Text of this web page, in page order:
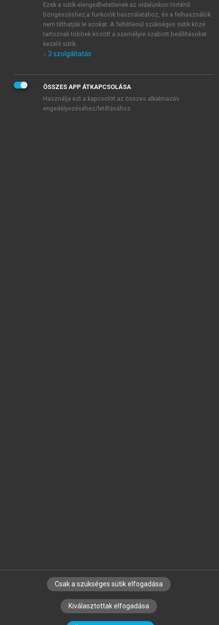
veszem és elfogadom.
Általános vásárlási feltételeket, valamint a szotar.netés a
mersz.huoldalak licencszerződéseiben foglaltakat
tudomásul veszem és elfogadom.
KIPRÓBÁLOM
SZERZŐKNEK CÉGEKNEK KÖNYVTÁROSOKNAK
SZERKESZTÉSI ÉS LEKTORÁLÁSI ALAPELVEK
Ezek a sütik elengedhetetlenek az oldalunkon történő
böngészéshez,a funkciók használatához, és a felhasználók
nem tilthatják le azokat. A feltétlenül szükséges sütik közé
tartoznak többek között a személyre szabott beállításokat
kezelő sütik.
↓ 3 szolgáltatás
ÖSSZES APP ÁTKAPCSOLÁSA
Használja ezt a kapcsolót az összes alkalmazás
engedélyezéséhez/letiltásához.
Csak a szükséges sütik elfogadása
Kiválasztottak elfogadása